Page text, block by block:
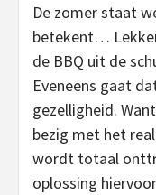
De zomer staat
betekent…
de BBQ uit de
Eveneens gaat
gezelligheid.
bezig met het
wordt totaal
oplossing